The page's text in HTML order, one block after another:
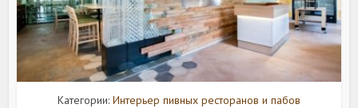
Категории: Интерьер пивных ресторанов и пабов